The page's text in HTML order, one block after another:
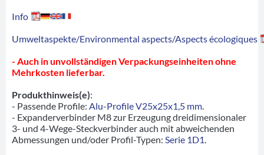
Info
Umweltaspekte/Environmental aspects/Aspects écologiques
- Auch in unvollständigen Verpackungseinheiten ohne
Mehrkosten lieferbar.
Produkthinweis(e):
- Passende Profile: Alu-Profile V25x25x1,5 mm
- Expanderverbinder M8 zur Erzeugung dreidimensionaler
3- und 4-Wege-Steckverbinder auch mit abweichenden
Abmessungen und/oder Profil-Typen: Serie 1D1